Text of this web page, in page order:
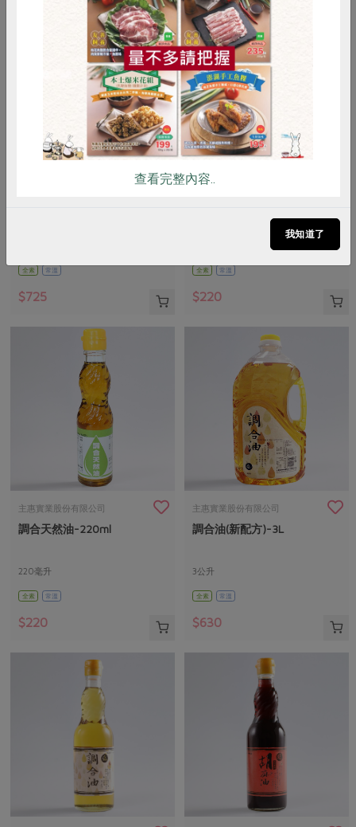
全素 常溫
$725
主惠實業股份有限公司
全素 常溫
$220
主惠實業股份有限公司
調合天然油-220ml
220毫升
全素 常溫
$220
主惠實業股份有限公司
調合油(新配方)-3L
3公升
全素 常溫
$630
RPET 食譜 減硝酸鹽
雞蛋 食安 共同購買
查看完整內容..
我知道了